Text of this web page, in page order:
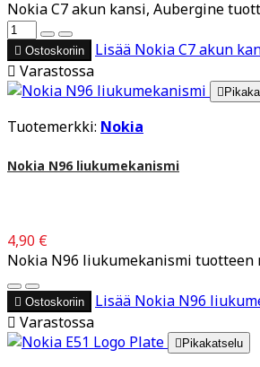
Nokia C7 akun kansi, Aubergine
 Ostoskoriin Lisää Nokia C7 akun
 Varastossa

Tuotemerkki: Nokia
Nokia N96 liukumekanismi
4,90 €
Nokia N96 liukumekanismi tuotteen
 Ostoskoriin Lisää Nokia N96
 Varastossa
 Pikakatselu